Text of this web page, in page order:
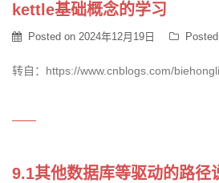
kettle基础概念的学习
Posted on 2024年12月19日
转自：https://www.cnblogs.com/
9.1其他数据库等驱动的路径